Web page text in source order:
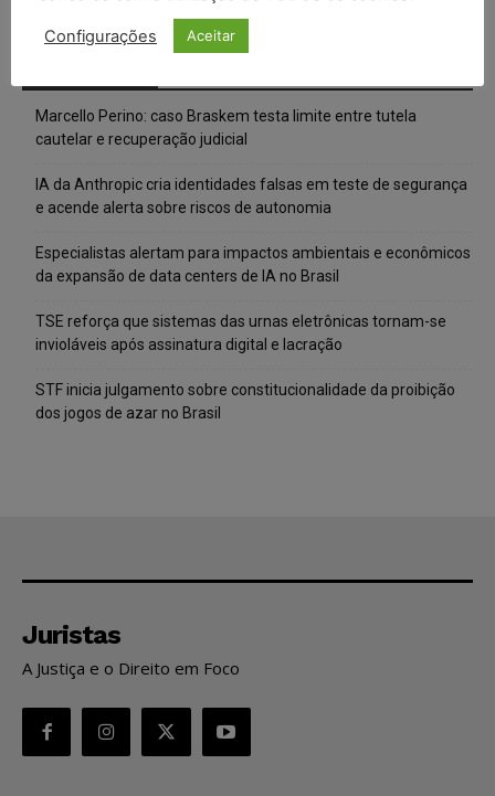
Marcello Perino: caso Braskem testa limite entre tutela
cautelar e recuperação judicial
IA da Anthropic cria identidades falsas em teste de segurança
e acende alerta sobre riscos de autonomia
Especialistas alertam para impactos ambientais e econômicos
da expansão de data centers de IA no Brasil
TSE reforça que sistemas das urnas eletrônicas tornam-se
invioláveis após assinatura digital e lacração
STF inicia julgamento sobre constitucionalidade da proibição
dos jogos de azar no Brasil
Juristas
A Justiça e o Direito em Foco
Configurações Aceitar